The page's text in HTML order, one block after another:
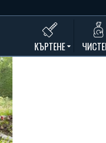
КЪРТЕНЕ